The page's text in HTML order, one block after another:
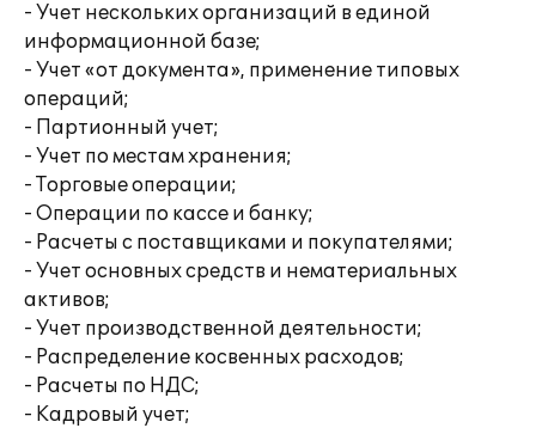
- Учет нескольких организаций в единой
информационной базе;
- Учет «от документа», применение типовых
операций;
- Партионный учет;
- Учет по местам хранения;
- Торговые операции;
- Операции по кассе и банку;
- Расчеты с поставщиками и покупателями;
- Учет основных средств и нематериальных
активов;
- Учет производственной деятельности;
- Распределение косвенных расходов;
- Расчеты по НДС;
- Кадровый учет;